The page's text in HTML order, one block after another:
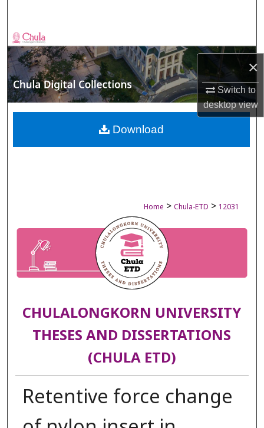
×
Switch to
desktopview
Browse Collections
My Account
About
Digital Commons Network™
Home > Chula-ETD > 12031
CHULALONGKORN UNIVERSITY
THESES AND DISSERTATIONS
(CHULA ETD)
Retentive force change
Download